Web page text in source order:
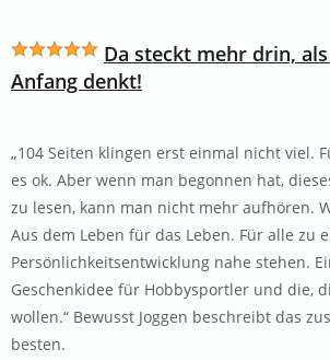
Da steckt mehr drin,
Anfang denkt!
„104 Seiten klingen erst einmal nicht viel.
es ok. Aber wenn man begonnen hat,
zu lesen, kann man nicht mehr aufhören.
Aus dem Leben für das Leben. Für alle zu
Persönlichkeitsentwicklung nahe stehen.
Geschenkidee für Hobbysportler und die,
wollen.“ Bewusst Joggen beschreibt das
besten.